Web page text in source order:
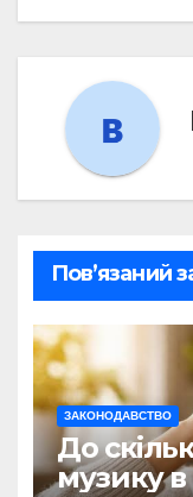
Пов’язаний
ЗАКОНОДАВСТВО
До
музику в